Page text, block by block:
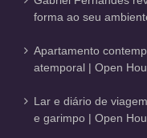
forma ao seu
Apartamento
atemporal | Open
Lar e diário de
e garimpo | Open